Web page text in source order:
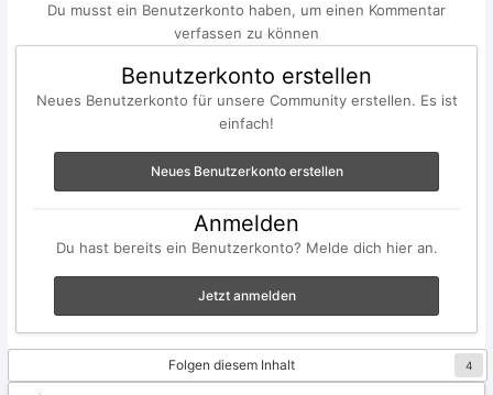
Du musst ein Benutzerkonto haben, um einen Kommentar
verfassen zu können
Benutzerkonto erstellen
Neues Benutzerkonto für unsere Community erstellen. Es ist
einfach!
Neues Benutzerkonto erstellen
Anmelden
Du hast bereits ein Benutzerkonto? Melde dich hier an.
Jetzt anmelden
Folgen diesem Inhalt 4